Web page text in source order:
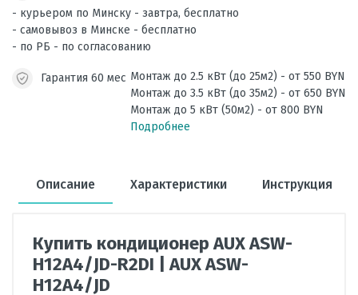
- курьером по Минску - завтра, бесплатно
- самовывоз в Минске - бесплатно
- по РБ - по согласованию
Гарантия 60 мес Монтаж до 2.5 кВт (до 25м2) - от 550 BYN
Монтаж до 3.5 кВт (до 35м2) - от 650 BYN
Монтаж до 5 кВт (50м2) - от 800 BYN
Подробнее
Описание Характеристики Инструкция
Купить кондиционер AUX ASW-
H12A4/JD-R2DI | AUX ASW-
H12A4/JD